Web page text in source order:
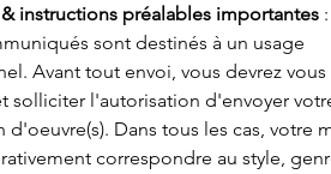
instructions préalables importantes
sont destinés à un usage
Avant tout envoi, vous devrez vous
solliciter l'autorisation d'envoyer
Dans tous les cas, votre
correspondre au style,